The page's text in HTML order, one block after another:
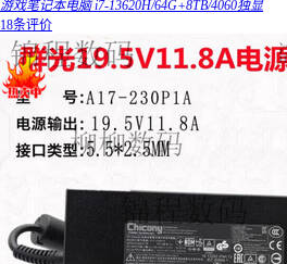
游戏笔记本电脑 i7-13620H/64G+8TB/4060独显
18条评价